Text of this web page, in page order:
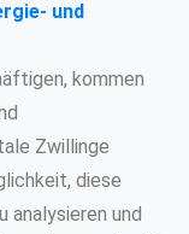
und
kommen
Zwillinge
diese
analysieren und